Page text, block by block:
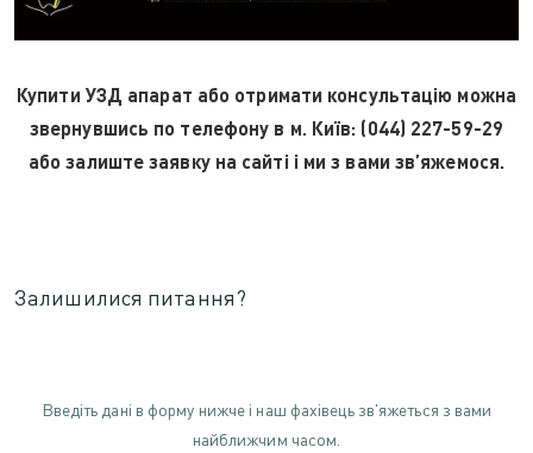
Купити УЗД апарат або отримати консультацію можна
звернувшись по телефону в м. Київ: (044) 227-59-29
або залиште заявку на сайті і ми з вами зв’яжемося.
Залишилися питання?
Введіть дані в форму нижче і наш фахівець зв'яжеться з вами
найближчим часом.